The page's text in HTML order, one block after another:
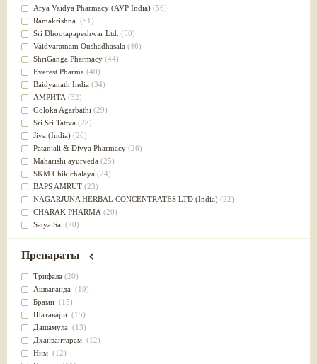
Антиоксидант(37)
Для Капха(Кафа) доши
От паразитов(37)
При расстройстве желудка (36)
Успокоительное(36)
Для глаз(34)
от геморроя(34)
Противовоспалительное
Для Питта доши(32)
Для сердца(32)
Для сосудов головного мозга
Для полости рта(32)
Дефицит железа(31)
Для лица(31)
Употребление в пищу
Ароматерапия(29)
Жаропонижающее(29)
для памяти(28)
для почек(28)
Слабительное (28)
Афродизиак(27)
Напитки(27)
Для йоги (27)
Для потенции(26)
Для душа(25)
для концентрации внимания
при нарушении эрекции
Arya Vaidya Pharmacy (AVP India) (56)
Ramakrishna (51)
Sri Dhootapapeshwar Ltd. (50)
Vaidyaratnam Oushadhasala (46)
ShriGanga Pharmacy (44)
Everest Pharma (40)
Baidyanath India (34)
АМРИТА (32)
Goloka Agarbathi (29)
Sri Sri Tattva (28)
Jiva (India) (26)
Patanjali & Divya Pharmacy (26)
Maharishi ayurveda (25)
SKM Chikichalaya (24)
BAPS AMRUT (23)
NAGARJUNA HERBAL CONCENTRATES LTD (India) (22)
CHARAK PHARMA (20)
Satya Sai (20)
Vyas(20)
Kerala Ayurveda
(19)
Organic India pvt ltd
Lalita(16)
Ashtang Herbals
Alarsin(14)
Vasu Health care
Baraka(13)
Dabur India Ltd
Препараты
Трифала (20)
Ашваганда (19)
Брами (15)
Шатавари (15)
Дашамула (13)
Дханвантарам (12)
Ним (12)